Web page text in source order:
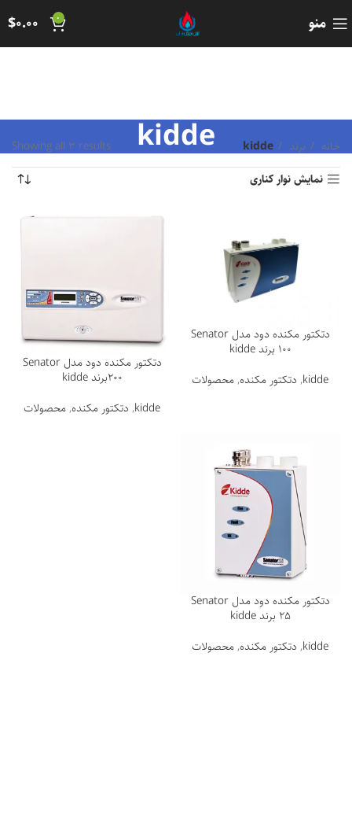
منو 0
$0.00
kidde خانه برند kidde
Showing all 3 results
نمایش نوار کناری
دتکتور مکنده دود مدل Senator
100 برند kidde
kidde
, دتکتور مکنده,محصولات
دتکتور مکنده دود مدل Senator
200برند kidde
kidde
, دتکتور مکنده,محصولات
دتکتور مکنده دود مدل Senator
25 برند kidde
kidde
, دتکتور مکنده,محصولات